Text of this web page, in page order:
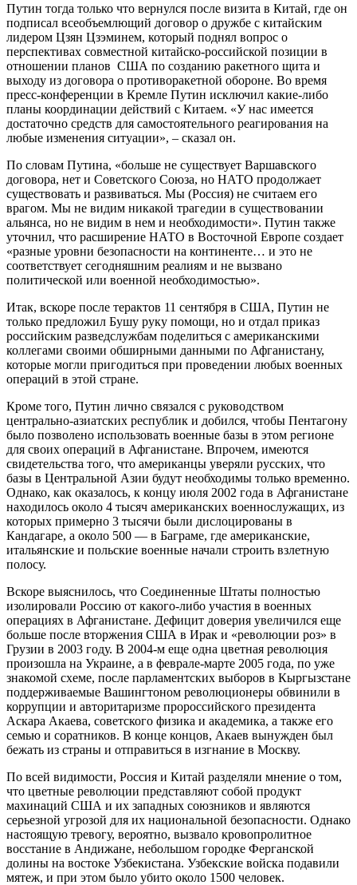
Путин тогда только что вернулся после визита в Китай, где он
подписал всеобъемлющий договор о дружбе с китайским
лидером Цзян Цзэминем, который поднял вопрос о
перспективах совместной китайско-российской позиции в
отношении планов США по созданию ракетного щита и
выходу из договора о противоракетной обороне. Во время
пресс-конференции в Кремле Путин исключил какие-либо
планы координации действий с Китаем. «У нас имеется
достаточно средств для самостоятельного реагирования на
любые изменения ситуации», – сказал он.
По словам Путина, «больше не существует Варшавского
договора, нет и Советского Союза, но НАТО продолжает
существовать и развиваться. Мы (Россия) не считаем его
врагом. Мы не видим никакой трагедии в существовании
альянса, но не видим в нем и необходимости». Путин также
уточнил, что расширение НАТО в Восточной Европе создает
«разные уровни безопасности на континенте… и это не
соответствует сегодняшним реалиям и не вызвано
политической или военной необходимостью».
Итак, вскоре после терактов 11 сентября в США, Путин не
только предложил Бушу руку помощи, но и отдал приказ
российским разведслужбам поделиться с американскими
коллегами своими обширными данными по Афганистану,
которые могли пригодиться при проведении любых военных
операций в этой стране.
Кроме того, Путин лично связался с руководством
центрально-азиатских республик и добился, чтобы Пентагону
было позволено использовать военные базы в этом регионе
для своих операций в Афганистане. Впрочем, имеются
свидетельства того, что американцы уверяли русских, что
базы в Центральной Азии будут необходимы только временно.
Однако, как оказалось, к концу июля 2002 года в Афганистане
находилось около 4 тысяч американских военнослужащих, из
которых примерно 3 тысячи были дислоцированы в
Кандагаре, а около 500 — в Баграме, где американские,
итальянские и польские военные начали строить взлетную
полосу.
Вскоре выяснилось, что Соединенные Штаты полностью
изолировали Россию от какого-либо участия в военных
операциях в Афганистане. Дефицит доверия увеличился еще
больше после вторжения США в Ирак и «революции роз» в
Грузии в 2003 году. В 2004-м еще одна цветная революция
произошла на Украине, а в феврале-марте 2005 года, по уже
знакомой схеме, после парламентских выборов в Кыргызстане
поддерживаемые Вашингтоном революционеры обвинили в
коррупции и авторитаризме пророссийского президента
Аскара Акаева, советского физика и академика, а также его
семью и соратников. В конце концов, Акаев вынужден был
бежать из страны и отправиться в изгнание в Москву.
По всей видимости, Россия и Китай разделяли мнение о том,
что цветные революции представляют собой продукт
махинаций США и их западных союзников и являются
серьезной угрозой для их национальной безопасности. Однако
настоящую тревогу, вероятно, вызвало кровопролитное
восстание в Андижане, небольшом городке Ферганской
долины на востоке Узбекистана. Узбекские войска подавили
мятеж, и при этом было убито около 1500 человек.